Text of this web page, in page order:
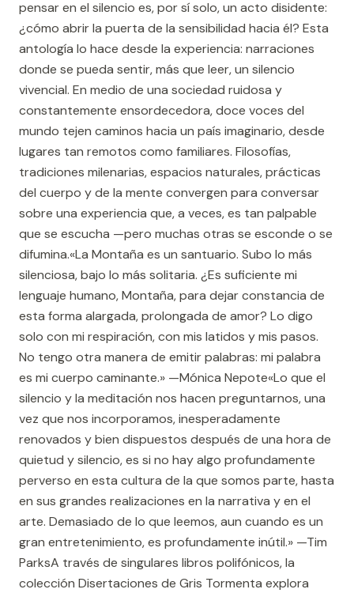
pensar en el silencio es, por sí solo, un acto disidente:
¿cómo abrir la puerta de la sensibilidad hacia él? Esta
antología lo hace desde la experiencia: narraciones
donde se pueda sentir, más que leer, un silencio
vivencial. En medio de una sociedad ruidosa y
constantemente ensordecedora, doce voces del
mundo tejen caminos hacia un país imaginario, desde
lugares tan remotos como familiares. Filosofías,
tradiciones milenarias, espacios naturales, prácticas
del cuerpo y de la mente convergen para conversar
sobre una experiencia que, a veces, es tan palpable
que se escucha —pero muchas otras se esconde o se
difumina.«La Montaña es un santuario. Subo lo más
silenciosa, bajo lo más solitaria. ¿Es suficiente mi
lenguaje humano, Montaña, para dejar constancia de
esta forma alargada, prolongada de amor? Lo digo
solo con mi respiración, con mis latidos y mis pasos.
No tengo otra manera de emitir palabras: mi palabra
es mi cuerpo caminante.» —Mónica Nepote«Lo que el
silencio y la meditación nos hacen preguntarnos, una
vez que nos incorporamos, inesperadamente
renovados y bien dispuestos después de una hora de
quietud y silencio, es si no hay algo profundamente
perverso en esta cultura de la que somos parte, hasta
en sus grandes realizaciones en la narrativa y en el
arte. Demasiado de lo que leemos, aun cuando es un
gran entretenimiento, es profundamente inútil.» —Tim
ParksA través de singulares libros polifónicos, la
colección Disertaciones de Gris Tormenta explora